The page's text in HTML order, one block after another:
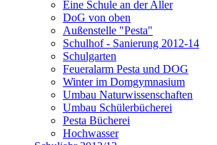
Eine Schule an der Aller
DoG von oben
Außenstelle "Pesta"
Schulhof - Sanierung 2012-14
Schulgarten
Feueralarm Pesta und DOG
Winter im Domgymnasium
Umbau Naturwissenschaften
Umbau Schülerbücherei
Pesta Bücherei
Hochwasser